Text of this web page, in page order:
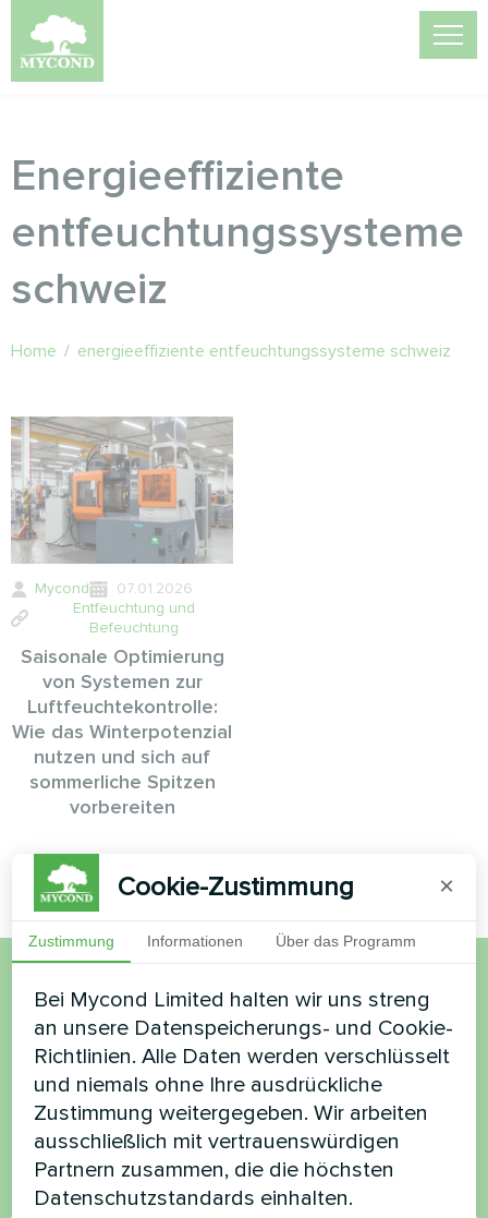
Energieeffiziente
entfeuchtungssysteme
schweiz
Home / energieeffiziente entfeuchtungssysteme schweiz
Mycond
07.01.2026
Entfeuchtung und
Befeuchtung
Saisonale Optimierung
von Systemen zur
Luftfeuchtekontrolle:
Wie das Winterpotenzial
nutzen und sich auf
sommerliche Spitzen
vorbereiten
Möchten Sie kaufen oder
haben Sie Fragen?
Kontaktieren Sie uns und wir werden Ihnen
helfen
Name
Cookie-Zustimmung ×
Zustimmung Informationen Über das Programm
Bei Mycond Limited halten wir uns streng
an unsere Datenspeicherungs- und Cookie-
Richtlinien. Alle Daten werden verschlüsselt
und niemals ohne Ihre ausdrückliche
Zustimmung weitergegeben. Wir arbeiten
ausschließlich mit vertrauenswürdigen
Partnern zusammen, die die höchsten
Datenschutzstandards einhalten.